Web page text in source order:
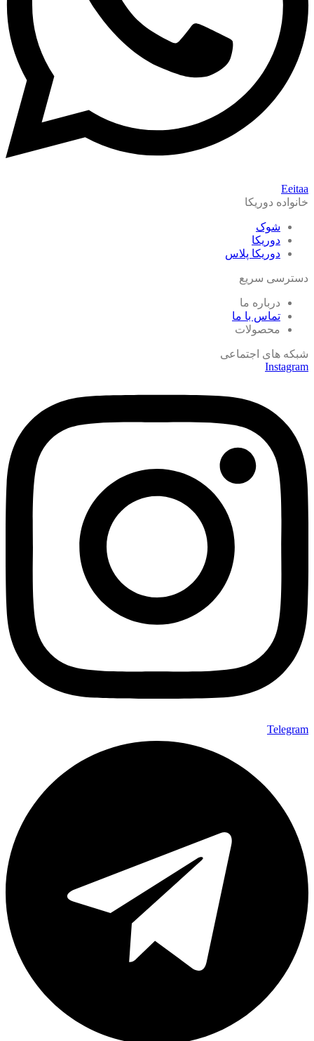
Eeitaa
خانواده دوریکا
شوک
دوریکا
دوریکا پلاس
دسترسی سریع
درباره ما
تماس با ما
محصولات
شبکه های اجتماعی
Instagram
Telegram